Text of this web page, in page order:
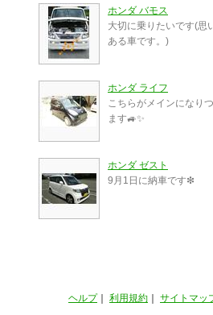
ホンダ バモス
大切に乗りたいです(思
ある車です。)
ホンダ ライフ
こちらがメインになり
ます🚙✨
ホンダ ゼスト
9月1日に納車です❇
ヘルプ｜ 利用規約 サイトマッ